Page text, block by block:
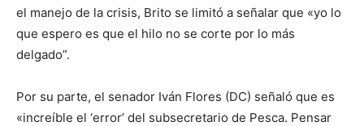
el manejo de la crisis, Brito se limitó a señalar que «yo lo
que espero es que el hilo no se corte por lo más
delgado”.
Por su parte, el senador Iván Flores (DC) señaló que es
«increíble el ‘error’ del subsecretario de Pesca. Pensar